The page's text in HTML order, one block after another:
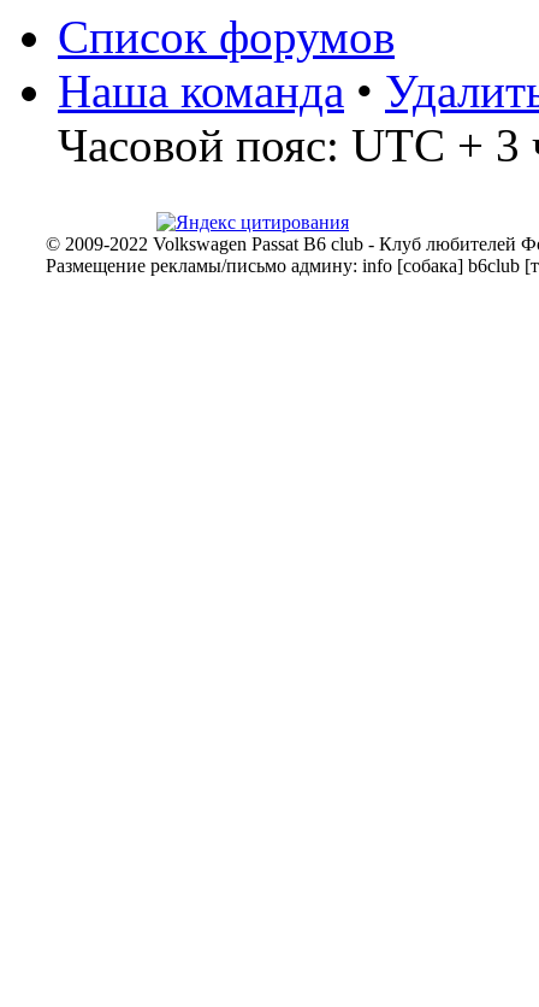
Список форумов
Наша команда •
Часовой пояс: UTC + 3
© 2009-2022 Volkswagen Passat B6 club - Клуб любителей
Размещение рекламы/письмо админу: info [собака] b6club